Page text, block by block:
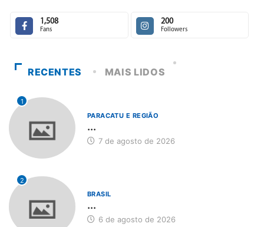
1,508
Fans
200
Followers
RECENTES MAIS LIDOS
1
PARACATU E REGIÃO
...
7 de agosto de 2026
2
BRASIL
...
6 de agosto de 2026